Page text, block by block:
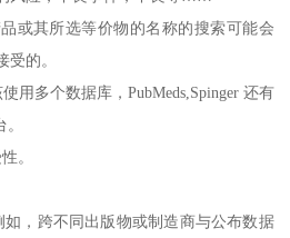
或其所选等价物的名称的搜索可能会
的。
用多个数据库，PubMeds,Spinger 还有
。
，跨不同出版物或制造商与公布数据